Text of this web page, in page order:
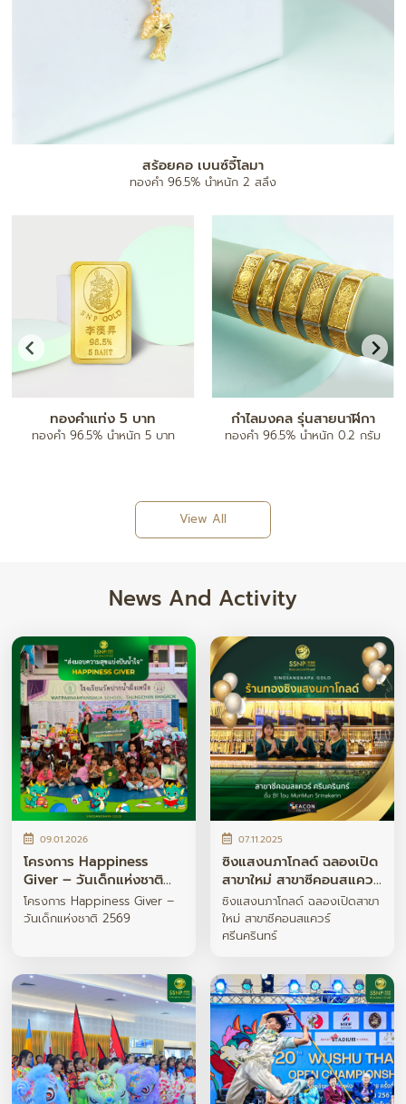
สร้อยคอ เบนซ์จี้โลมา
ทองคำ 96.5% น้ำหนัก 2 สลึง
ทองคำแท่ง 5 บาท
ทองคำ 96.5% น้ำหนัก 5 บาท
กำไลมงคล รุ่นสายนาฬิกา
ทองคำ 96.5% น้ำหนัก 0.2 กรัม
View All
News And Activity
09.01.2026
โครงการ Happiness
Giver – วันเด็กแห่งชาติ
2569
โครงการ Happiness Giver –
วันเด็กแห่งชาติ 2569
07.11.2025
ซิงแสงนภาโกลด์ ฉลองเปิด
สาขาใหม่ สาขาซีคอนสแควร์
ศรีนครินทร์
ซิงแสงนภาโกลด์ ฉลองเปิดสาขา
ใหม่ สาขาซีคอนสแควร์
ศรีนครินทร์